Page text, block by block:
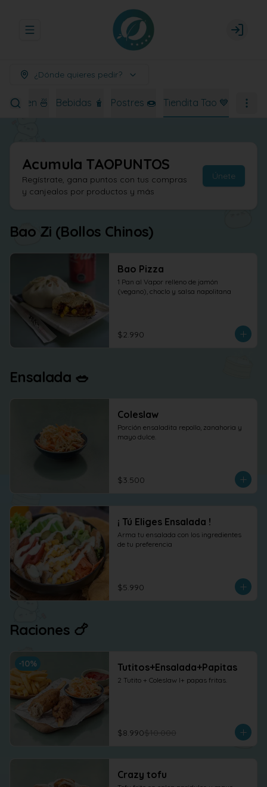
Abrir menu de navegación Login
¿Dónde quieres pedir?
Ramen 🍜 Bebidas 🧋 Postres 🍩 Tiendita Tao 💙
Acumula TAOPUNTOS
Regístrate, gana puntos con tus compras
y canjealos por productos y más
Únete
Bao Zi (Bollos Chinos)
Bao Pizza
1 Pan al Vapor relleno de jamón
(vegano), choclo y salsa napolitana
$2.990
Ensalada 🥗
Coleslaw
Porción ensaladita repollo, zanahoria y
mayo dulce.
$3.500
¡ Tú Eliges Ensalada !
Arma tu ensalada con los ingredientes
de tu preferencia
$5.990
Raciones 🍗
-10% Tutitos+Ensalada+Papitas
2 Tutito + Coleslaw l+ papas fritas.
$8.990$10.000
Crazy tofu